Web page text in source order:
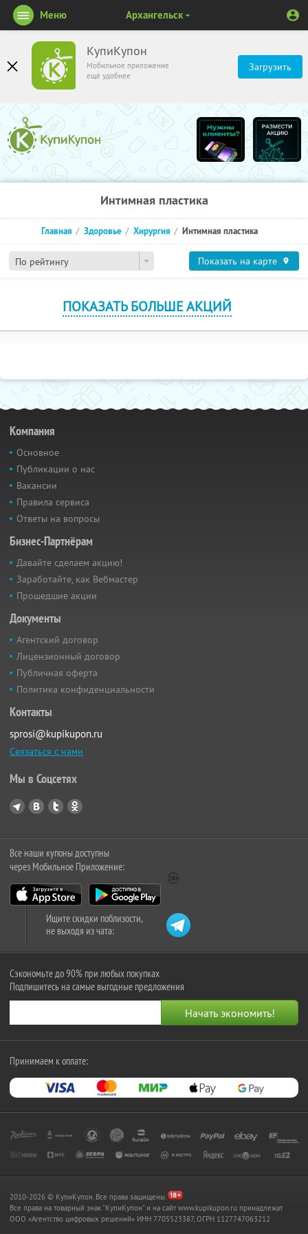
КупиКупон
Мобильное приложение
ещё удобнее
Загрузить
Меню Архангельск
Интимная пластика
По рейтингу
Главная Здоровье Хирургия Интимная пластика
Показать на карте
ПОКАЗАТЬ БОЛЬШЕ АКЦИЙ
Компания
Основное
Публикации о нас
Вакансии
Правила сервиса
Ответы на вопросы
Бизнес-Партнёрам
Давайте сделаем акцию!
Заработайте, как Вебмастер
Прошедшие акции
Документы
Агентский договор
Лицензионный договор
Публичная оферта
Политика конфиденциальности
Контакты
sprosi@kupikupon.ru
Связаться с нами
Мы в Соцсетях
Все наши купоны доступны
через Мобильное Приложение:
Ищите скидки поблизости,
не выходя из чата:
Сэкономьте до 90% при любых покупках
Подпишитесь на самые выгодные предложения
Принимаем к оплате:
2010-2026 © КупиКупон. Все права защищены.
Все права на товарный знак "КупиКупон" и на сайт www.kupikupon.ru принадлежат
OOO «Агентство цифровых решений» ИНН 7705523387, ОГРН 1127747063212